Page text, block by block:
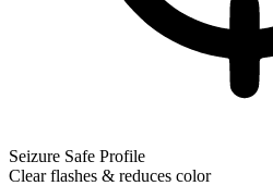
Seizure Safe Profile
Clear flashes & reduces color